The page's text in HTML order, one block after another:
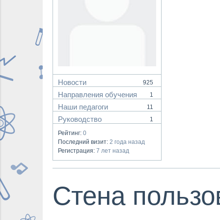
Новости 925
Направления обучения 1
Наши педагоги 11
Руководство
1
Рейтинг: 0
Последний визит: 2 года назад
Регистрация: 7 лет назад
Стена